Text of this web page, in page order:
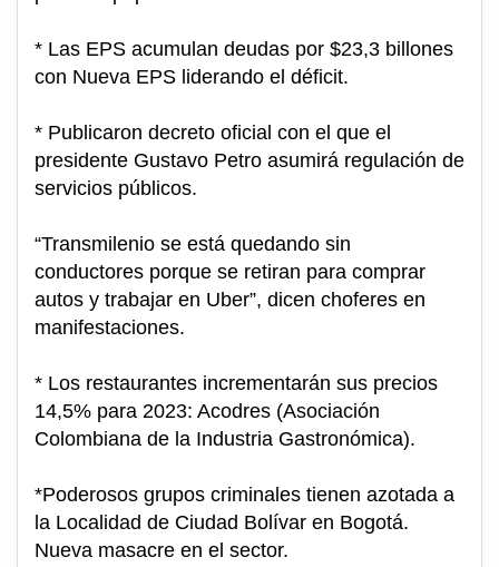
* Las EPS acumulan deudas por $23,3 billones
con Nueva EPS liderando el déficit.
* Publicaron decreto oficial con el que el
presidente Gustavo Petro asumirá regulación de
servicios públicos.
“Transmilenio se está quedando sin
conductores porque se retiran para comprar
autos y trabajar en Uber”, dicen choferes en
manifestaciones.
* Los restaurantes incrementarán sus precios
14,5% para 2023: Acodres (Asociación
Colombiana de la Industria Gastronómica).
*Poderosos grupos criminales tienen azotada a
la Localidad de Ciudad Bolívar en Bogotá.
Nueva masacre en el sector.